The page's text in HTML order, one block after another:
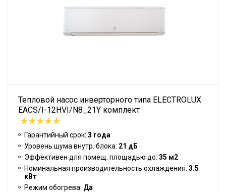
Тепловой насос инверторного типа ELECTROLUX
EACS/I-12HVI/N8_21Y комплект
Гарантийный срок: 3 года
Уровень шума внутр. блока: 21 дБ
Эффективен для помещ. площадью до: 35 м2
Номинальная производительность охлаждения: 3.5
кВт
Режим обогрева: Да